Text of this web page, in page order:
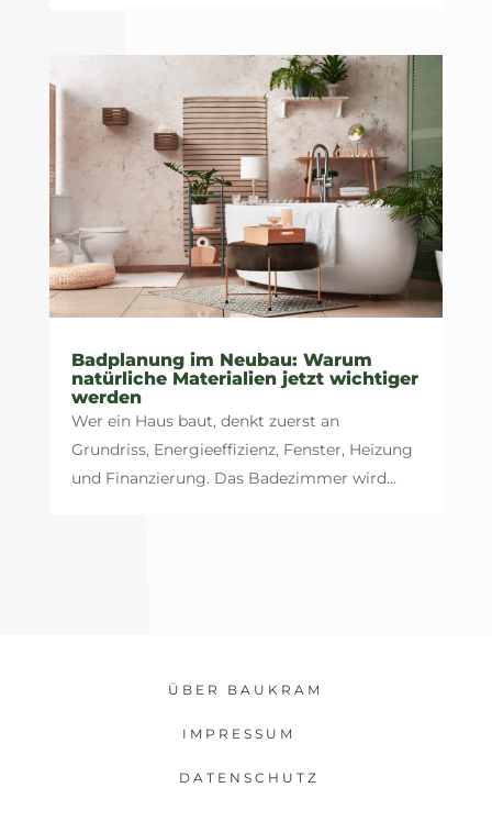
Badplanung im Neubau: Warum
natürliche Materialien jetzt wichtiger
werden
Wer ein Haus baut, denkt zuerst an
Grundriss, Energieeffizienz, Fenster, Heizung
und Finanzierung. Das Badezimmer wird...
ÜBER BAUKRAM
IMPRESSUM
DATENSCHUTZ